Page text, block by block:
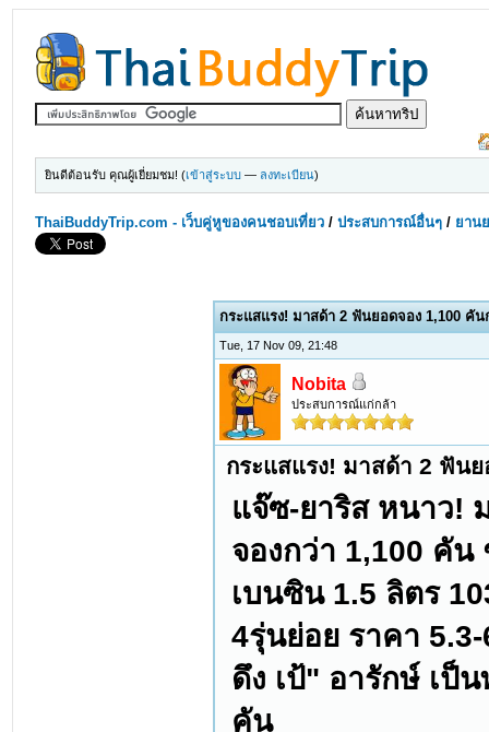
ยินดีต้อนรับ คุณผู้เยี่ยมชม! (เข้าสู่ระบบ — ลงทะเบียน)
ThaiBuddyTrip.com - เว็บคู่หูของคนชอบเที่ยว /ประสบการณ์อื่นๆ / ยาน
กระแสแรง! มาสด้า 2 ฟันยอดจอง 1,100 คัน
Tue, 17 Nov 09, 21:48
Nobita
ประสบการณ์แก่กล้า
กระแสแรง! มาสด้า 2 ฟัน
แจ๊ซ-ยาริส หนาว!
จองกว่า 1,100 คั
เบนซิน 1.5 ลิตร
4รุ่นย่อย ราคา
ดึง เป้" อารักษ์ เป็
คัน